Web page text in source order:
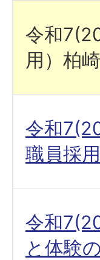
令和
用）柏
令和
職員採
令和
と体験